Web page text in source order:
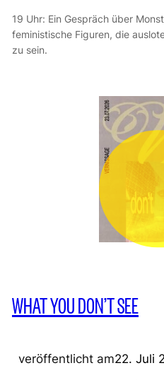
19 Uhr: Ein Gespräch über
feministische Figuren, die
zu sein.
WHAT YOU DON’T SEE
veröffentlicht am22. Juli